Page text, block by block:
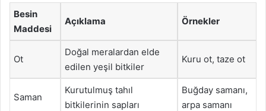
Besin
Maddesi
Açıklama Örnekler
Ot
Doğal meralardan elde
edilen yeşil bitkiler
Kuru ot, taze ot
Saman
Kurutulmuş tahıl
bitkilerinin sapları
Buğday samanı,
arpa samanı